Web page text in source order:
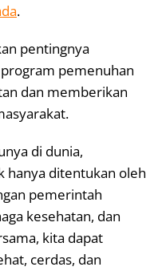
.
pentingnya
pemenuhan
dan memberikan
di dunia,
hanya ditentukan oleh
pemerintah
kesehatan, dan
kita dapat
cerdas, dan